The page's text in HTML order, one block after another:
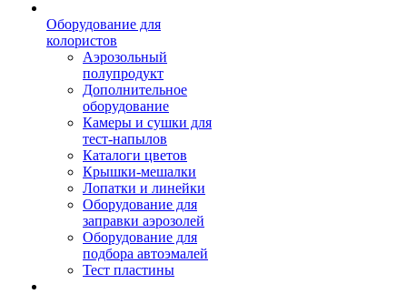
Оборудование для
колористов
Аэрозольный
полупродукт
Дополнительное
оборудование
Камеры и сушки для
тест-напылов
Каталоги цветов
Крышки-мешалки
Лопатки и линейки
Оборудование для
заправки аэрозолей
Оборудование для
подбора автоэмалей
Тест пластины